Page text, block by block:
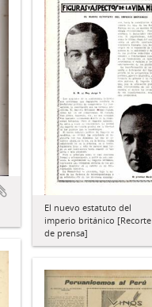
El nuevo estatuto del
imperio británico [Recorte
de prensa]